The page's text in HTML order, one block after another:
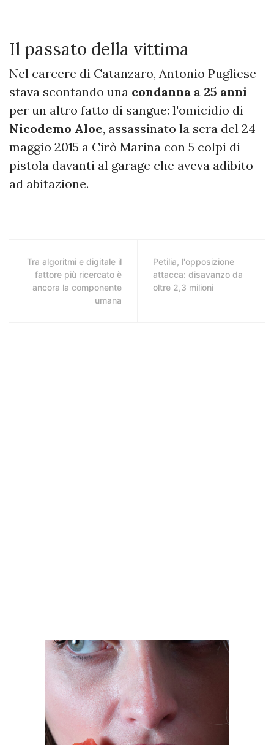
Il passato della vittima
Nel carcere di Catanzaro, Antonio Pugliese
stava scontando una condanna a 25 anni
per un altro fatto di sangue: l'omicidio di
Nicodemo Aloe, assassinato la sera del 24
maggio 2015 a Cirò Marina con 5 colpi di
pistola davanti al garage che aveva adibito
ad abitazione.
Tra algoritmi e digitale il
fattore più ricercato è
ancora la componente
umana
Petilia, l'opposizione
attacca: disavanzo da
oltre 2,3 milioni